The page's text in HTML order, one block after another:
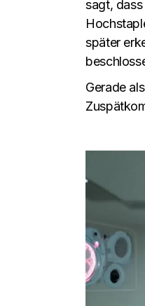
sagt,
später
Gerade